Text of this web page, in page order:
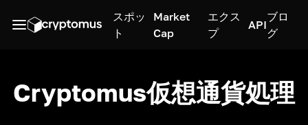
スポッ
ト
Market
Cap
エクス
プ
API
ブロ
グ
Cryptomus仮想通貨処理